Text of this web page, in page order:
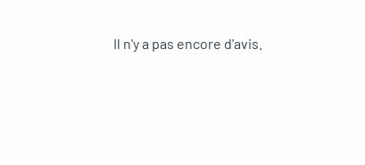
Il n'y a pas encore d'avis.